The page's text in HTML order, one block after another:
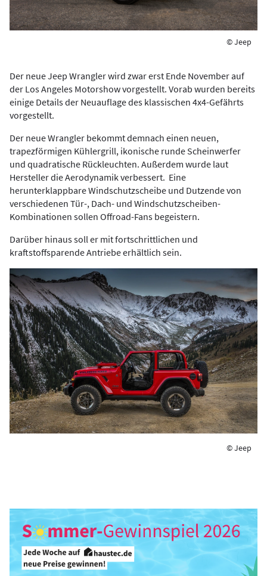
© Jeep
Der neue Jeep Wrangler wird zwar erst Ende November auf
der Los Angeles Motorshow vorgestellt. Vorab wurden bereits
einige Details der Neuauflage des klassischen 4x4-Gefährts
vorgestellt.
Der neue Wrangler bekommt demnach einen neuen,
trapezförmigen Kühlergrill, ikonische runde Scheinwerfer
und quadratische Rückleuchten. Außerdem wurde laut
Hersteller die Aerodynamik verbessert. Eine
herunterklappbare Windschutzscheibe und Dutzende von
verschiedenen Tür-, Dach- und Windschutzscheiben-
Kombinationen sollen Offroad-Fans begeistern.
Darüber hinaus soll er mit fortschrittlichen und
kraftstoffsparende Antriebe erhältlich sein.
© Jeep